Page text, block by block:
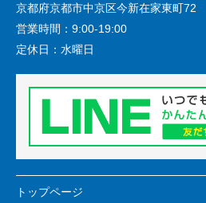
京都府京都市中京区今新在家東町72
営業時間： 9:00-19:00
定休日： 水曜日
トップページ